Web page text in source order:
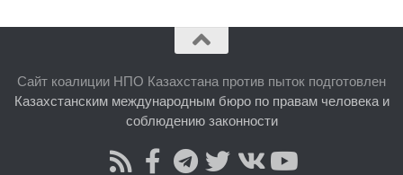
Сайт коалиции НПО Казахстана против пыток подготовлен
Казахстанским международным бюро по правам человека и
соблюдению законности